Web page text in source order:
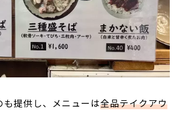
も提供し、メニューは全品テイクアウ